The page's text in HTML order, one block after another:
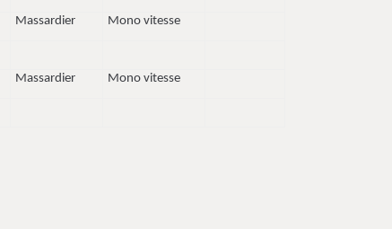
Massardier Mono vitesse
Massardier Mono vitesse